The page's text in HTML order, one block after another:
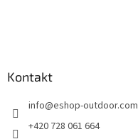
Kontakt
info@eshop-outdoor.com
+420 728 061 664